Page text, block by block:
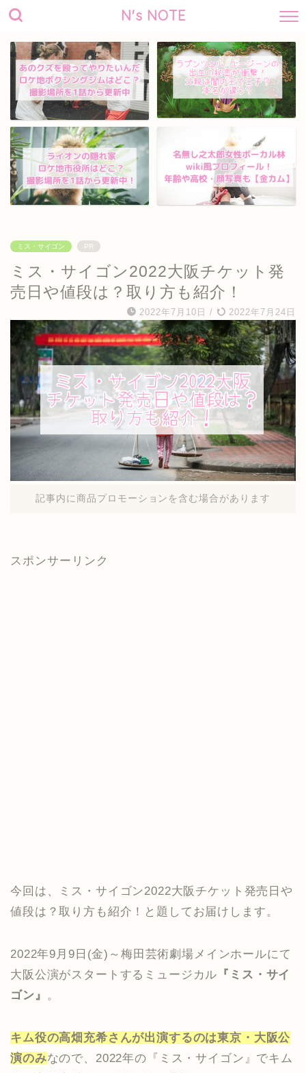
N's NOTE
ミス・サイゴン PR
ミス・サイゴン2022大阪チケット発
売日や値段は？取り方も紹介！
2022年7月10日 / 2022年7月24日
記事内に商品プロモーションを含む場合があります
スポンサーリンク
今回は、ミス・サイゴン2022大阪チケット発売日や
値段は？取り方も紹介！と題してお届けします。
2022年9月9日(金)～梅田芸術劇場メインホールにて
大阪公演がスタートするミュージカル 『ミス・サイ
ゴン』 。
キム役の高畑充希さんが出演するのは東京・大阪公
演のみなので、2022年の『ミス・サイゴン』でキム